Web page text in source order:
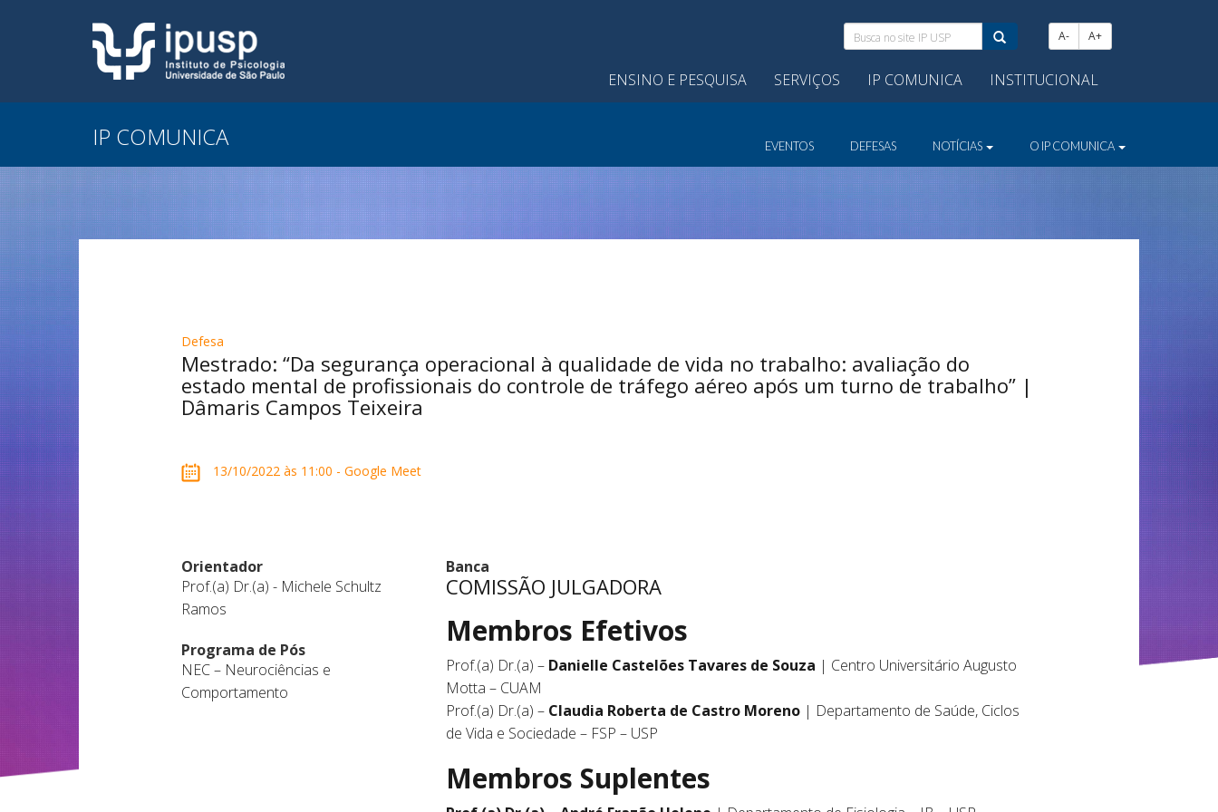
Busca
no
site
IP
A- A+
ENSINO E PESQUISA SERVIÇOS IP COMUNICA INSTITUCIONAL
IP COMUNICA EVENTOS DEFESAS NOTÍCIAS O IP COMUNICA
Defesa
Mestrado: “Da segurança operacional à qualidade de vida no trabalho: avaliação do
estado mental de profissionais do controle de tráfego aéreo após um turno de trabalho” |
Dâmaris Campos Teixeira
13/10/2022 às 11:00 - Google Meet
Orientador
Prof.(a) Dr.(a) - Michele Schultz
Ramos
Programa de Pós
NEC – Neurociências e
Comportamento
Banca
COMISSÃO JULGADORA
Membros Efetivos
Prof.(a) Dr.(a) – Danielle Castelões Tavares de Souza | Centro Universitário Augusto
Motta – CUAM
Prof.(a) Dr.(a) – Claudia Roberta de Castro Moreno | Departamento de Saúde, Ciclos
de Vida e Sociedade – FSP – USP
Membros Suplentes